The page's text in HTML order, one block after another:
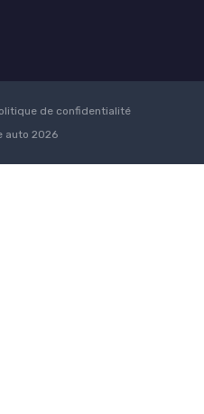
de confidentialité
auto 2026